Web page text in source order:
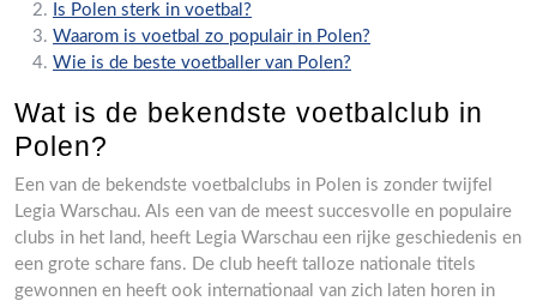
Is Polen sterk in voetbal?
Waarom is voetbal zo populair in Polen?
Wie is de beste voetballer van Polen?
Wat is de bekendste voetbalclub in
Polen?
Een van de bekendste voetbalclubs in Polen is zonder twijfel
Legia Warschau. Als een van de meest succesvolle en populaire
clubs in het land, heeft Legia Warschau een rijke geschiedenis en
een grote schare fans. De club heeft talloze nationale titels
gewonnen en heeft ook internationaal van zich laten horen in